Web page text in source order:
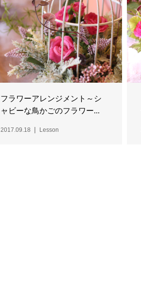
フラワーアレンジメント～シ
ャビーな鳥かごのフラワー...
2017.09.18 Lesson